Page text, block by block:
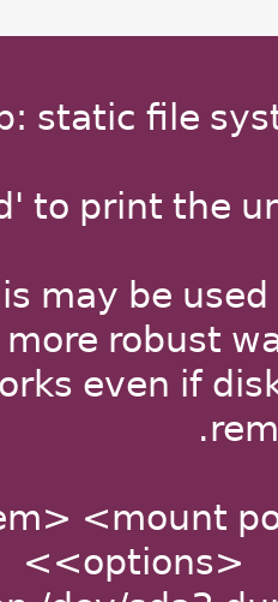
to print
may be
more robust
even if